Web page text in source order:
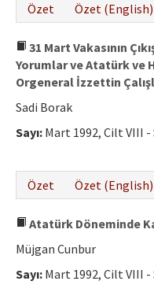
Özet
Özet (English)
31 Mart Vakasının
Yorumlar ve Atatürk ve
Orgeneral İzzettin
Sadi Borak
Sayı: Mart 1992, Cilt VIII -
Özet
Özet (English)
Atatürk Döneminde
Müjgan Cunbur
Sayı: Mart 1992, Cilt VIII -